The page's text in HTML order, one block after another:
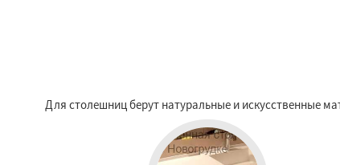
Для столешниц берут натуральные и искусственные